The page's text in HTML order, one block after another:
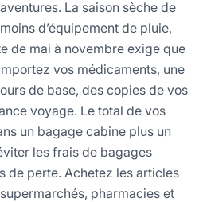
La saison sèche de
d’équipement de pluie,
de mai à novembre exige que
vos médicaments, une
de base, des copies de vos
voyage. Le total de vos
un bagage cabine plus un
les frais de bagages
de perte. Achetez les articles
pharmacies et